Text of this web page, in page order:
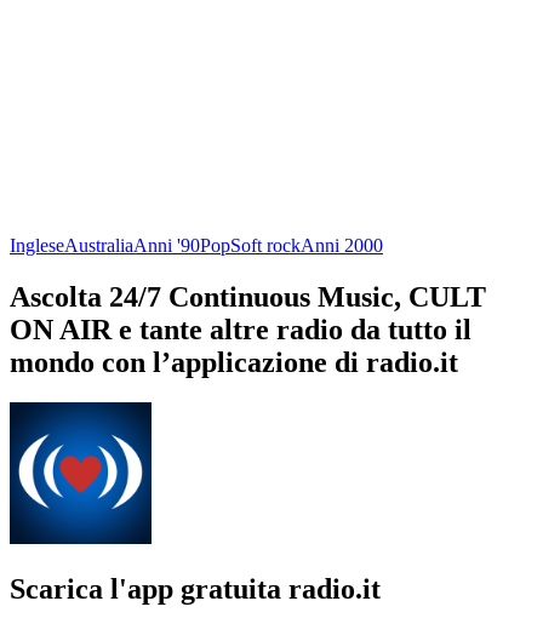
IngleseAustraliaAnni '90PopSoft rockAnni 2000
Ascolta 24/7 Continuous Music, CULT
ON AIR e tante altre radio da tutto il
mondo con l’applicazione di radio.it
Scarica l'app gratuita radio.it